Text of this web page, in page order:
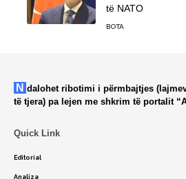
të NATO
BOTA
Ndalohet ribotimi i përmbajtjes (lajmeve dhe të gjitha shkrimeve
të tjera) pa lejen me shkrim të portalit
Quick Link
Editorial
Analiza